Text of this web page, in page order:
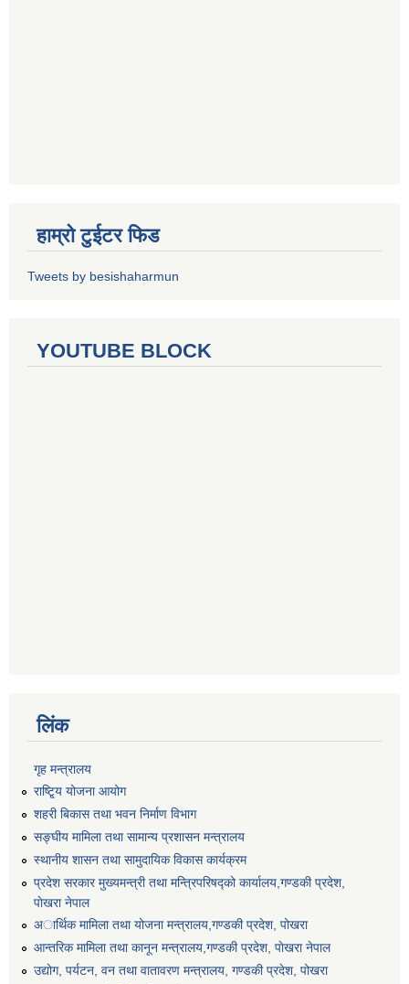
हाम्रो टुईटर फिड
Tweets by besishaharmun
YOUTUBE BLOCK
लिंक
गृह मन्त्रालय
राष्टि्ृय योजना आयोग
शहरी बिकास तथा भवन निर्माण विभाग
सङ्घीय मामिला तथा सामान्य प्रशासन मन्त्रालय
स्थानीय शासन तथा सामुदायिक विकास कार्यक्रम
प्रदेश सरकार मुख्यमन्त्री तथा मन्त्रिपरिषद्को कार्यालय,गण्डकी प्रदेश,
पाेखरा नेपाल
अार्थिक मामिला तथा योजना मन्त्रालय,गण्डकी प्रदेश, पोखरा
आन्तरिक मामिला तथा कानून मन्त्रालय,गण्डकी प्रदेश, पाेखरा नेपाल
उद्योग, पर्यटन, वन तथा वातावरण मन्त्रालय, गण्डकी प्रदेश, पोखरा